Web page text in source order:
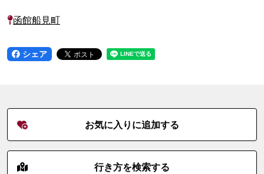
函館船見町
シェア
お気に入りに追加する
行き方を検索する